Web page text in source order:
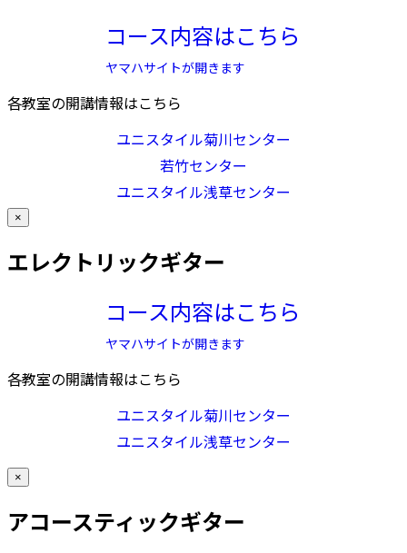
コース内容はこちら
ヤマハサイトが開きます
各教室の開講情報はこちら
ユニスタイル菊川センター
若竹センター
ユニスタイル浅草センター
×
エレクトリックギター
コース内容はこちら
ヤマハサイトが開きます
各教室の開講情報はこちら
ユニスタイル菊川センター
ユニスタイル浅草センター
×
アコースティックギター